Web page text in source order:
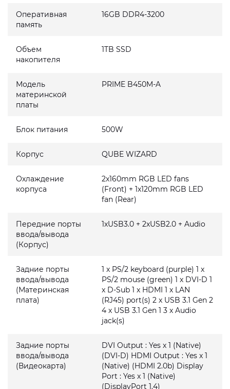
Оперативная
память
16GB DDR4-3200
Объем
накопителя
1TB SSD
Модель
материнской
платы
PRIME B450M-A
Блок питания 500W
Корпус QUBE WIZARD
Охлаждение
корпуса
2x160mm RGB LED fans
(Front) + 1x120mm RGB LED
fan (Rear)
Передние порты
ввода/вывода
(Корпус)
1xUSB3.0 + 2xUSB2.0 + Audio
Задние порты
ввода/вывода
(Материнская
плата)
1 x PS/2 keyboard (purple) 1 x
PS/2 mouse (green) 1 x DVI-D 1
x D-Sub 1 x HDMI 1 x LAN
(RJ45) port(s) 2 x USB 3.1 Gen 2
4 x USB 3.1 Gen 1 3 x Audio
jack(s)
Задние порты
ввода/вывода
(Видеокарта)
DVI Output : Yes x 1 (Native)
(DVI-D) HDMI Output : Yes x 1
(Native) (HDMI 2.0b) Display
Port : Yes x 1 (Native)
(DisplayPort 1.4)